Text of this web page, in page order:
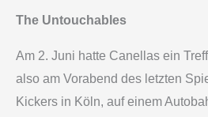
The Untouchables
Am 2. Juni hatte Canellas ein
also am Vorabend des letzten
Kickers in Köln, auf einem